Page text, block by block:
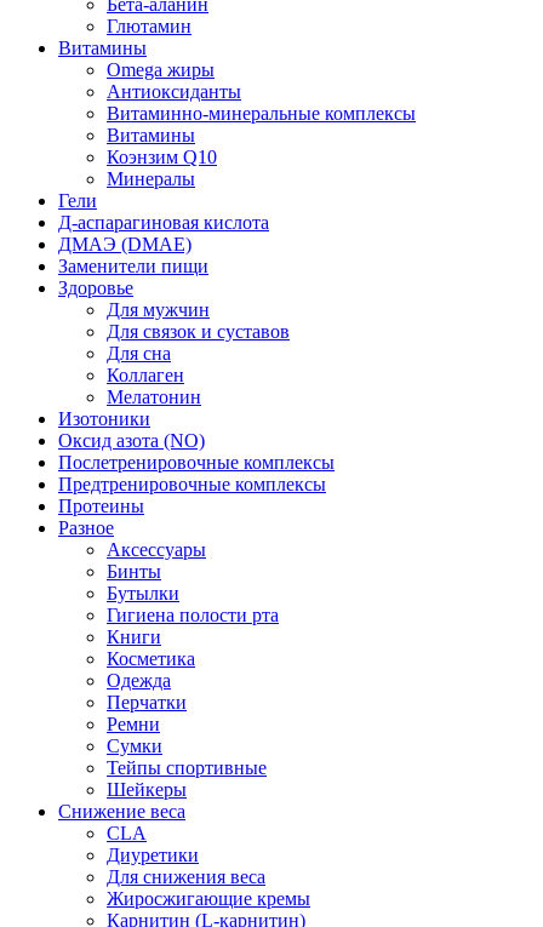
Бета-аланин
Глютамин
Витамины
Omega жиры
Антиоксиданты
Витаминно-минеральные комплексы
Витамины
Коэнзим Q10
Минералы
Гели
Д-аспарагиновая кислота
ДМАЭ (DMAE)
Заменители пищи
Здоровье
Для мужчин
Для связок и суставов
Для сна
Коллаген
Мелатонин
Изотоники
Оксид азота (NO)
Послетренировочные комплексы
Предтренировочные комплексы
Протеины
Разное
Аксессуары
Бинты
Бутылки
Гигиена полости рта
Книги
Косметика
Одежда
Перчатки
Ремни
Сумки
Тейпы спортивные
Шейкеры
Снижение веса
CLA
Диуретики
Для снижения веса
Жиросжигающие кремы
Карнитин (L-карнитин)